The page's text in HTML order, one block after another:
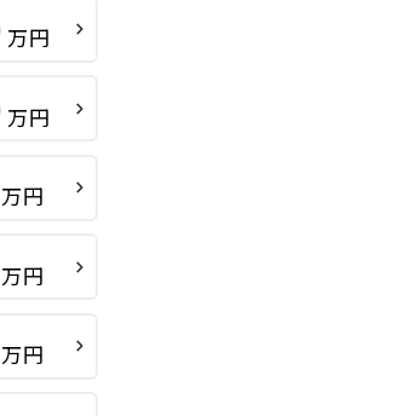
万円
万円
万円
万円
万円